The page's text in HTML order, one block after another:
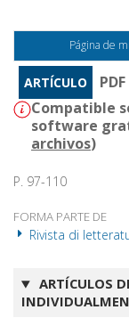
Página de
ARTÍCULO
Compatible
software
archivos)
P. 97-110
FORMA PARTE DE
Rivista di
ARTÍCULOS